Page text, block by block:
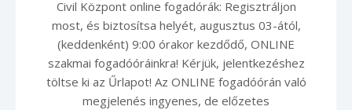
Civil Központ online fogadórák: Regisztráljon
most, és biztosítsa helyét, augusztus 03-ától,
(keddenként) 9:00 órakor kezdődő, ONLINE
szakmai fogadóóráinkra! Kérjük, jelentkezéshez
töltse ki az Űrlapot! Az ONLINE fogadóórán való
megjelenés ingyenes, de előzetes